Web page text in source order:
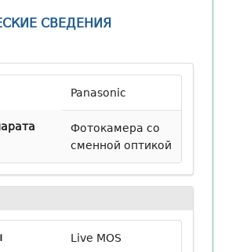
СВЕДЕНИЯ
Panasonic
Фотокамера со
сменной оптикой
Live MOS